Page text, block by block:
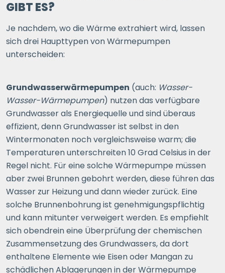
GIBT ES?
Je nachdem, wo die Wärme extrahiert wird, lassen
sich drei Haupttypen von Wärmepumpen
unterscheiden:
Grundwasserwärmepumpen (auch: Wasser-
Wasser-Wärmepumpen) nutzen das verfügbare
Grundwasser als Energiequelle und sind überaus
effizient, denn Grundwasser ist selbst in den
Wintermonaten noch vergleichsweise warm; die
Temperaturen unterschreiten 10 Grad Celsius in der
Regel nicht. Für eine solche Wärmepumpe müssen
aber zwei Brunnen gebohrt werden, diese führen das
Wasser zur Heizung und dann wieder zurück. Eine
solche Brunnenbohrung ist genehmigungspflichtig
und kann mitunter verweigert werden. Es empfiehlt
sich obendrein eine Überprüfung der chemischen
Zusammensetzung des Grundwassers, da dort
enthaltene Elemente wie Eisen oder Mangan zu
schädlichen Ablagerungen in der Wärmepumpe